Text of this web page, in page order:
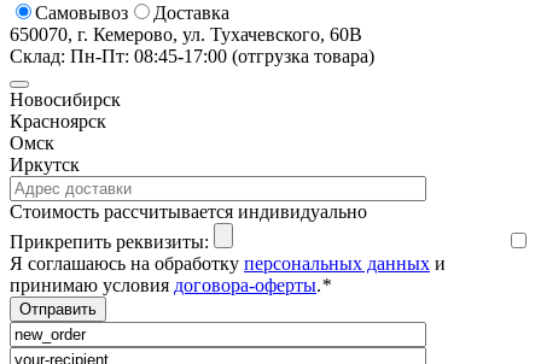
Самовывоз
Доставка
650070, г. Кемерово, ул. Тухачевского, 60В
Склад: Пн-Пт: 08:45-17:00 (отгрузка товара)
Новосибирск
Красноярск
Омск
Иркутск
Cтоимость рассчитывается индивидуально
Прикрепить реквизиты:
Я соглашаюсь на обработку персональных данных и
принимаю условия договора-оферты.*